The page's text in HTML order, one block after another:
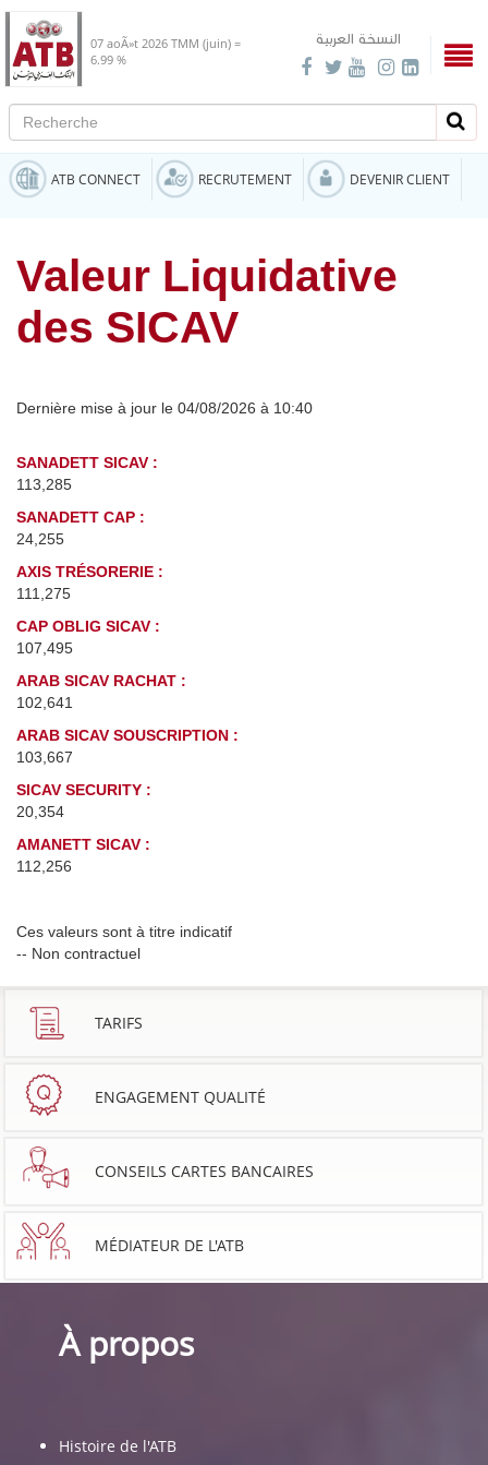
النسخة العربية 07 aoÃ»t 2026 TMM (juin) =
6.99 %
Recherche
ATB CONNECT RECRUTEMENT DEVENIR CLIENT
Valeur Liquidative
des SICAV
Dernière mise à jour le 04/08/2026 à 10:40
SANADETT SICAV :
113,285
SANADETT CAP :
24,255
AXIS TRÉSORERIE :
111,275
CAP OBLIG SICAV :
107,495
ARAB SICAV RACHAT :
102,641
ARAB SICAV SOUSCRIPTION :
103,667
SICAV SECURITY :
20,354
AMANETT SICAV :
112,256
Ces valeurs sont à titre indicatif
-- Non contractuel
TARIFS
ENGAGEMENT QUALITÉ
CONSEILS CARTES BANCAIRES
MÉDIATEUR DE L'ATB
À propos
Histoire de l'ATB